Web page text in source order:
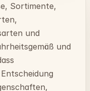
Sortimente,
und
und